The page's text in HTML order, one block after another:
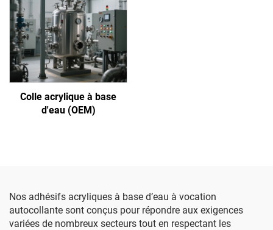
Colle acrylique à base
d'eau (OEM)
Nos adhésifs acryliques à base d’eau à vocation
autocollante sont conçus pour répondre aux exigences
variées de nombreux secteurs tout en respectant les